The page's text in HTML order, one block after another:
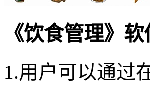
《饮食管理》软
1.用户可以通过